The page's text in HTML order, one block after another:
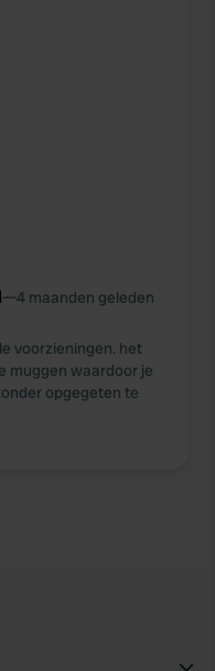
—4 maanden geleden
voorzieningen. het
muggen waardoor je
opgegeten te